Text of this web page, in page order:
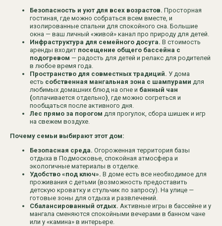
Безопасность и уют для всех возрастов. Просторная
гостиная, где можно собраться всем вместе, и
изолированные спальни для спокойного сна. Большие
окна — ваш личный «живой» канал про природу для детей.
Инфраструктура для семейного досуга. В стоимость
аренды входит посещение общего бассейна с
подогревом — радость для детей и релакс для родителей
в любое время года.
Пространство для совместных традиций. У дома
есть собственная мангальная зона с шампурами для
любимых домашних блюд на огне и банный чан
(оплачивается отдельно) , где можно согреться и
пообщаться после активного дня.
Лес прямо за порогом для прогулок, сбора шишек и игр
на свежем воздухе.
Почему семьи выбирают этот дом:
Безопасная среда. Огороженная территория базы
отдыха в Подмосковье, спокойная атмосфера и
экологичные материалы в отделке.
Удобство «под ключ». В доме есть все необходимое для
проживания с детьми (возможность предоставить
детскую кроватку и стульчик по запросу). На улице —
готовые зоны для отдыха и развлечений.
Сбалансированный отдых. Активные игры в бассейне и у
мангала сменяются спокойными вечерами в банном чане
или у «камина» в интерьере.